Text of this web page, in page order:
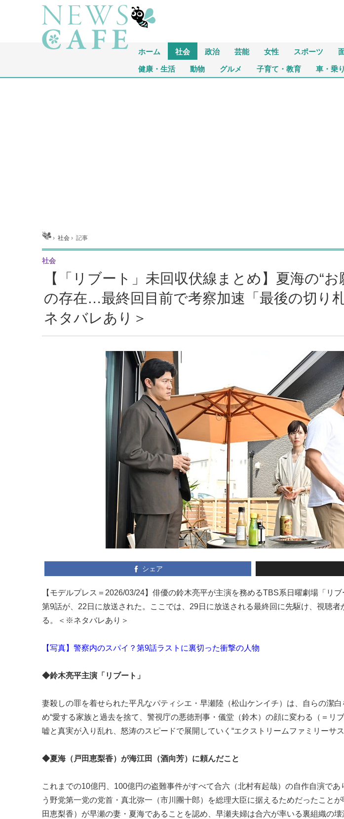
ホーム 社会 政治 芸能 女性 スポーツ
健康・生活 動物 グルメ 子育て・教育 車・乗
ホーム ›社会 ›記事
【「リブート」未回収伏線まとめ】夏海の“
の存在…最終回目前で考察加速「最後の切り
ネタバレあり＞
社会
シェア
【モデルプレス＝2026/03/24】俳優の鈴木亮平が主演を務めるTBS系日曜劇場「リ
第9話が、22日に放送された。ここでは、29日に放送される最終回に先駆け、視聴
る。＜※ネタバレあり＞
【写真】警察内のスパイ？第9話ラストに裏切った衝撃の人物
◆鈴木亮平主演「リブート」
妻殺しの罪を着せられた平凡なパティシエ・早瀬陸（松山ケンイチ）は、自らの潔
め“愛する家族と過去を捨て、警視庁の悪徳刑事・儀堂（鈴木）の顔に変わる（＝リ
嘘と真実が入り乱れ、怒涛のスピードで展開していく“エクストリームファミリーサス
◆夏海（戸田恵梨香）が海江田（酒向芳）に頼んだこと
これまでの10億円、100億円の盗難事件がすべて合六（北村有起哉）の自作自演で
う野党第一党の党首・真北弥一（市川團十郎）を総理大臣に据えるためだったこと
田恵梨香）が早瀬の妻・夏海であることを認め、早瀬夫婦は合六が率いる裏組織の